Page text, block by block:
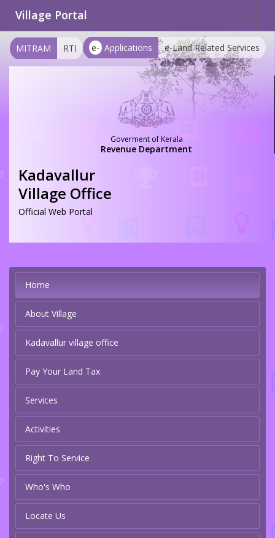
Toggle
Village Portal
e- Applications e-Land Related Services
MITRAM RTI
Goverment of Kerala
Revenue Department
Kadavallur
Village Office
Official Web Portal
Home
About Village
Kadavallur village office
Pay Your Land Tax
Services
Activities
Right To Service
Who's Who
Locate Us